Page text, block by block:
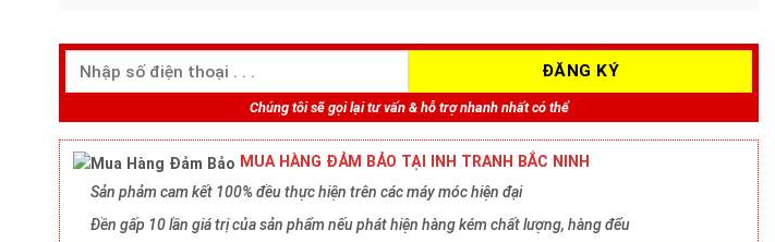
Chúng tôi sẽ gọi lại tư vấn & hỗ trợ nhanh nhất có thể
MUA HÀNG ĐẢM BẢO TẠI INH TRANH BẮC NINH
Sản phảm cam kết 100% đều thực hiện trên các máy móc hiện đại
Đền gấp 10 lần giá trị của sản phẩm nếu phát hiện hàng kém chất lượng, hàng đểu